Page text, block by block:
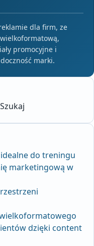
dla firm, ze
promocyjne i
marki.
Szukaj
do treningu
marketingową w
dzięki content